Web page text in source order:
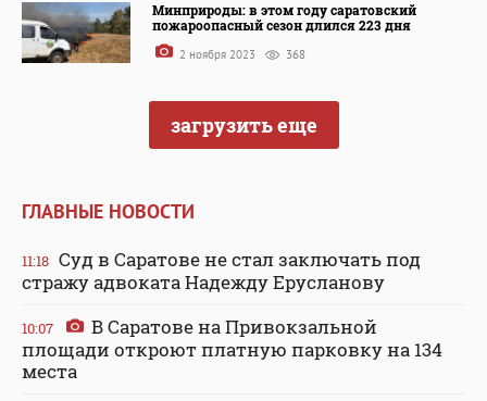
Минприроды: в этом году саратовский
пожароопасный сезон длился 223 дня
2 ноября 2023 368
загрузить еще
ГЛАВНЫЕ НОВОСТИ
11:18 Суд в Саратове не стал заключать под
стражу адвоката Надежду Ерусланову
10:07
В Саратове на Привокзальной
площади откроют платную парковку на 134
места